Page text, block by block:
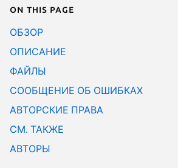
On this page
ОБЗОР
ОПИСАНИЕ
ФАЙЛЫ
СООБЩЕНИЕ ОБ ОШИБКАХ
АВТОРСКИЕ ПРАВА
СМ. ТАКЖЕ
АВТОРЫ